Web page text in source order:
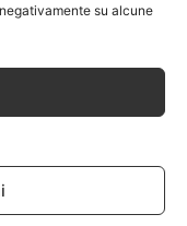
su alcune